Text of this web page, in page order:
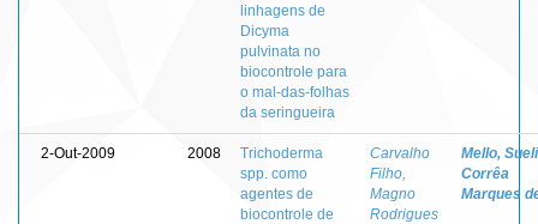
linhagens de
Dicyma
pulvinata no
biocontrole para
o mal-das-folhas
da seringueira
2-Out-2009 2008
Trichoderma
spp. como
agentes de
biocontrole de
Carvalho
Filho,
Magno
Rodrigues
Mello, Sueli
Corrêa
Marques